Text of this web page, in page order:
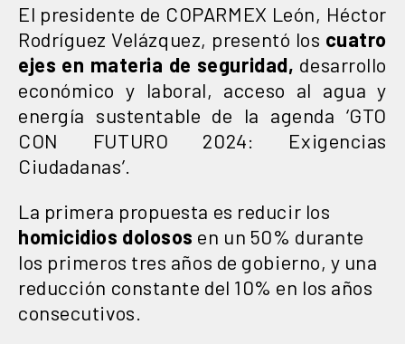
El presidente de COPARMEX León, Héctor
Rodríguez Velázquez, presentó los cuatro
ejes en materia de seguridad, desarrollo
económico y laboral, acceso al agua y
energía sustentable de la agenda ‘GTO
CON FUTURO 2024: Exigencias
Ciudadanas’.
La primera propuesta es reducir los
homicidios dolosos en un 50% durante
los primeros tres años de gobierno, y una
reducción constante del 10% en los años
consecutivos.